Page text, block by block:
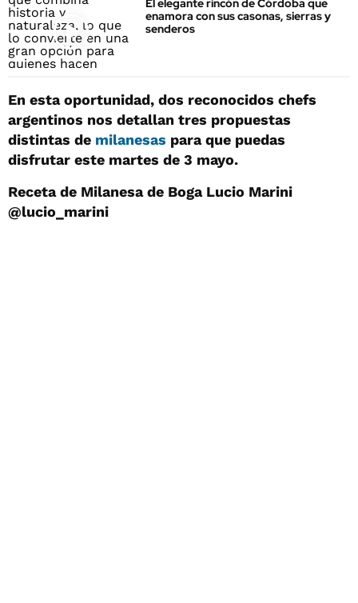
El elegante rincón de Córdoba que
enamora con sus casonas, sierras y
senderos
En esta oportunidad, dos reconocidos chefs
argentinos nos detallan tres propuestas
distintas de milanesas para que puedas
disfrutar este martes de 3 mayo.
Receta de Milanesa de Boga Lucio Marini
@lucio_marini